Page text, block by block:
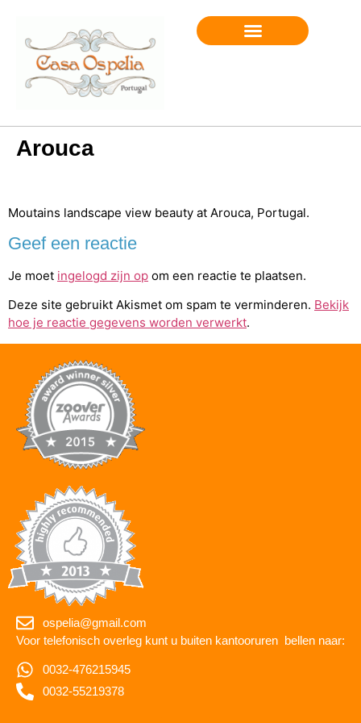
Arouca
Moutains landscape view beauty at Arouca, Portugal.
Geef een reactie
Je moet ingelogd zijn op om een reactie te plaatsen.
Deze site gebruikt Akismet om spam te verminderen. Bekijk
hoe je reactie gegevens worden verwerkt.
ospelia@gmail.com
Voor telefonisch overleg kunt u buiten kantooruren bellen naar:
0032-476215945
0032-55219378